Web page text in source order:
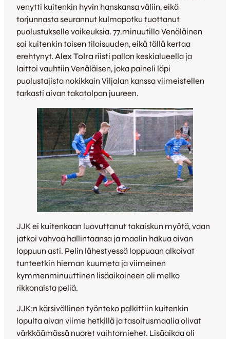
venytti kuitenkin hyvin hanskansa väliin, eikä
torjunnasta seurannut kulmapotku tuottanut
puolustukselle vaikeuksia. 77.minuutilla Venäläinen
sai kuitenkin toisen tilaisuuden, eikä tällä kertaa
erehtynyt. Alex Tolra riisti pallon keskialueella ja
laittoi vauhtiin Venäläisen, joka paineli läpi
puolustajista nokikkain Viljalan kanssa viimeistellen
tarkasti aivan takatolpan juureen.
JJK ei kuitenkaan luovuttanut takaiskun myötä, vaan
jatkoi vahvaa hallintaansa ja maalin hakua aivan
loppuun asti. Pelin lähestyessä loppuaan alkoivat
tunteetkin hieman kuumeta ja viimeinen
kymmenminuuttinen lisäaikoineen oli melko
rikkonaista peliä.
JJK:n kärsivällinen työnteko palkittiin kuitenkin
lopulta aivan viime hetkillä ja tasoitusmaalia olivat
värkkäämässä nuoret vaihtomiehet. Lisäaikaa oli